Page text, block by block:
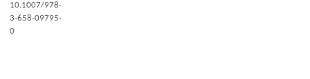
10.1007/978-
3-658-09795-
0